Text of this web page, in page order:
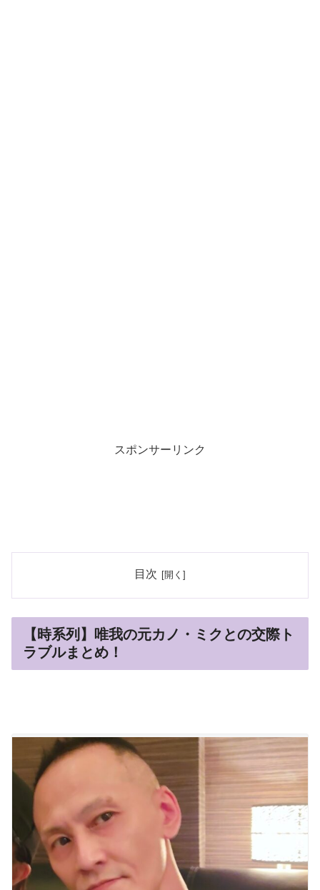
スポンサーリンク
目次
【時系列】唯我の元カノ・ミクとの交際ト
ラブルまとめ！